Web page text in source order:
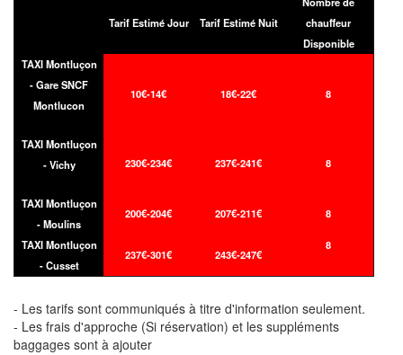
Tarif Estimé Jour Tarif Estimé Nuit
chauffeur
Disponible
TAXI Montluçon
- Gare SNCF
Montlucon
10€-14€ 18€-22€ 8
TAXI Montluçon
- Vichy
230€-234€ 237€-241€ 8
TAXI Montluçon
- Moulins
200€-204€ 207€-211€ 8
TAXI Montluçon
- Cusset
237€-301€ 243€-247€
8
- Les tarifs sont communiqués à titre d'information seulement.
- Les frais d'approche (Si réservation) et les suppléments
baggages sont à ajouter